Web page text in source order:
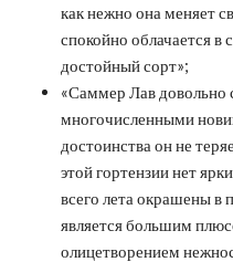
как нежно она меняет
спокойно облачается
достойный сорт»;
«Саммер Лав довольно
многочисленными
достоинства он не
этой гортензии нет
всего лета окрашены в
является большим
олицетворением